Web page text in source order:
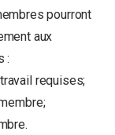
pourront
aux
:
requises;